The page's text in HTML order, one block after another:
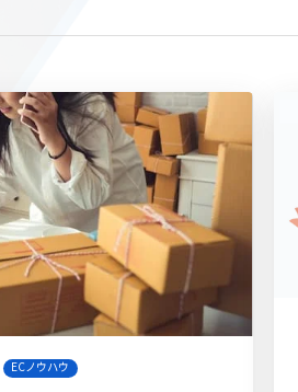
ECノウハウ